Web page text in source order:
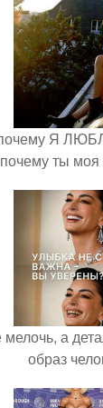
Я
ты
а
образ